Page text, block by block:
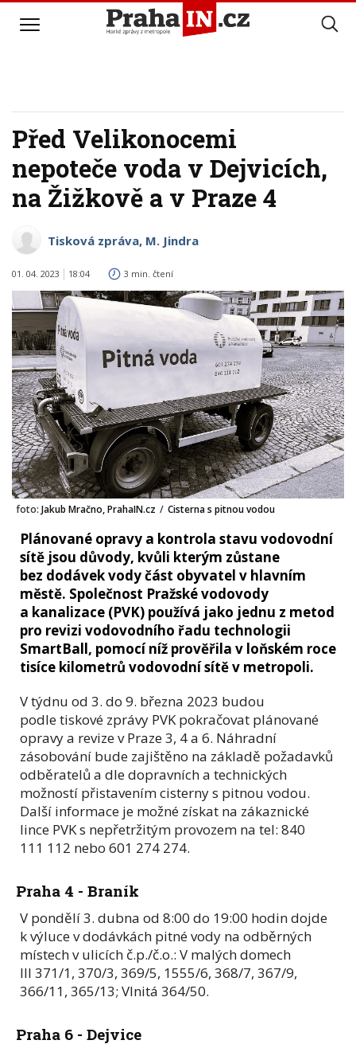
Před Velikonocemi
nepoteče voda v Dejvicích,
na Žižkově a v Praze 4
Tisková zpráva, M. Jindra
01. 04. 2023 18:04 3 min. čtení
foto: Jakub Mračno, PrahaIN.cz / Cisterna s pitnou vodou
Plánované opravy a kontrola stavu vodovodní
sítě jsou důvody, kvůli kterým zůstane
bez dodávek vody část obyvatel v hlavním
městě. Společnost Pražské vodovody
a kanalizace (PVK) používá jako jednu z metod
pro revizi vodovodního řadu technologii
SmartBall, pomocí níž prověřila v loňském roce
tisíce kilometrů vodovodní sítě v metropoli.
V týdnu od 3. do 9. března 2023 budou
podle tiskové zprávy PVK pokračovat plánované
opravy a revize v Praze 3, 4 a 6. Náhradní
zásobování bude zajištěno na základě požadavků
odběratelů a dle dopravních a technických
možností přistavením cisterny s pitnou vodou.
Další informace je možné získat na zákaznické
lince PVK s nepřetržitým provozem na tel: 840
111 112 nebo 601 274 274.
Praha 4 - Braník
V pondělí 3. dubna od 8:00 do 19:00 hodin dojde
k výluce v dodávkách pitné vody na odběrných
místech v ulicích č.p./č.o.: V malých domech
III 371/1, 370/3, 369/5, 1555/6, 368/7, 367/9,
366/11, 365/13; Vlnitá 364/50.
Praha 6 - Dejvice